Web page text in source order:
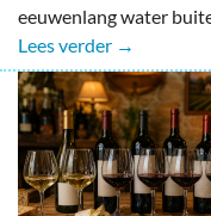
eeuwenlang water
Lees verder →